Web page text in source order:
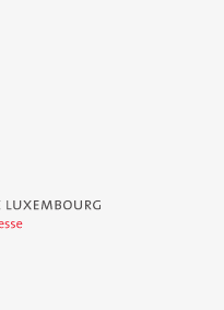
Luxembourg - Service